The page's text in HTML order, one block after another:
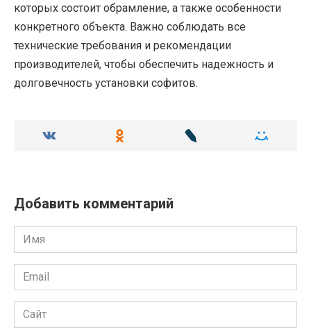
которых состоит обрамление, а также особенности
конкретного объекта. Важно соблюдать все
технические требования и рекомендации
производителей, чтобы обеспечить надежность и
долговечность установки софитов.
Добавить комментарий
Имя
Email
Сайт